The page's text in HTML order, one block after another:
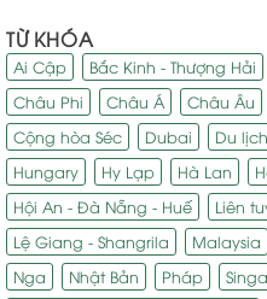
TỪ KHÓA
Ai Cập Bắc Kinh - Thượng Hải
Châu Phi
Châu Á Châu Âu
Cộng hòa Séc
Dubai Du
Hungary
Hy Lạp Hà Lan
Hội An - Đà Nẵng - Huế
Liên
Lệ Giang - Shangrila
Malaysia
Nga
Nhật Bản Pháp